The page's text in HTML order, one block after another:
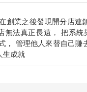
人命，無論是否受過高
享樂、後負債」，等於
僅殺了自己的金母雞，
國際生命線曾統計，因經
創業之後發現開分店連
無法真正長遠， 把系統
， 管理他人來替自己賺
能達到豐衣足食的人生成就